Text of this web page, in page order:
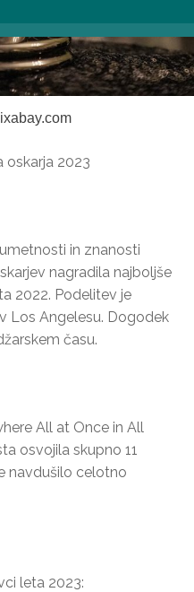
oskarja 2023
in znanosti
nagradila najboljše
2022. Podelitev je
Los Angelesu. Dogodek
času.
All at Once in All
osvojila skupno 11
navdušilo celotno
leta 2023: